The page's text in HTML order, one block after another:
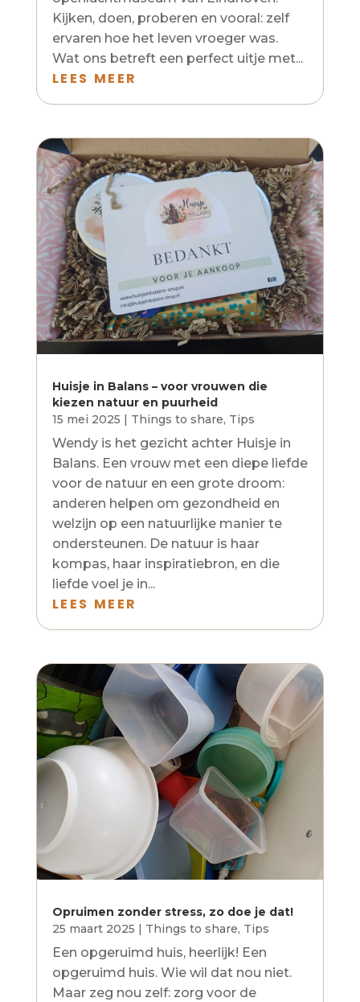
Kijken, doen, proberen en vooral: zelf
ervaren hoe het leven vroeger was.
Wat ons betreft een perfect uitje met...
LEES MEER
Huisje in Balans – voor vrouwen die
kiezen natuur en puurheid
15 mei 2025 | Things to share, Tips
Wendy is het gezicht achter Huisje in
Balans. Een vrouw met een diepe liefde
voor de natuur en een grote droom:
anderen helpen om gezondheid en
welzijn op een natuurlijke manier te
ondersteunen. De natuur is haar
kompas, haar inspiratiebron, en die
liefde voel je in...
LEES MEER
Opruimen zonder stress, zo doe je dat!
25 maart 2025 | Things to share, Tips
Een opgeruimd huis, heerlijk! Een
opgeruimd huis. Wie wil dat nou niet.
Maar zeg nou zelf: zorg voor de